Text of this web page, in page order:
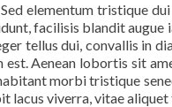
elementum tristique
facilisis blandit
tellus dui, convallis in
Aenean lobortis sit
morbi tristique
lacus viverra, vitae